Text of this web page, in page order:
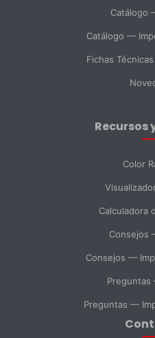
SELECCIONAR
Soporte
Consulta General
Catálogo
Catálogo —
Fichas
Recursos
Color
Calculadora
Consejos
Consejos —
Preguntas —